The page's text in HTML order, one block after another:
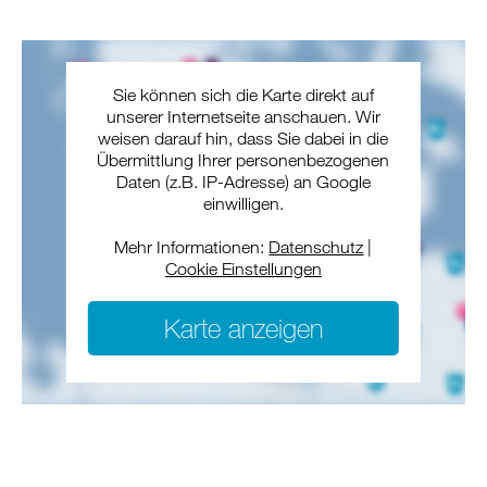
Sie können sich die Karte direkt auf
unserer Internetseite anschauen. Wir
weisen darauf hin, dass Sie dabei in die
Übermittlung Ihrer personenbezogenen
Daten (z.B. IP-Adresse) an Google
einwilligen.
Mehr Informationen: Datenschutz
Cookie Einstellungen
Karte anzeigen